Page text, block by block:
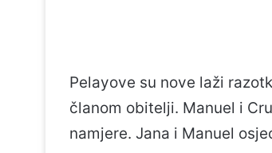
Pelayove su nove laži
članom obitelji. Manuel i
namjere. Jana i Manuel